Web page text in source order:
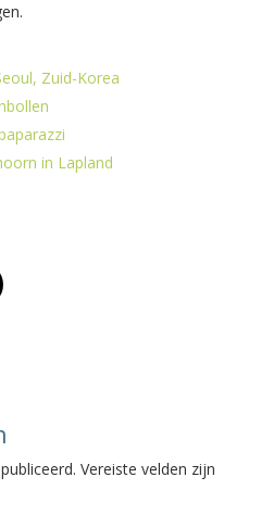
Zuid-Korea
in Lapland
Vereiste velden zijn